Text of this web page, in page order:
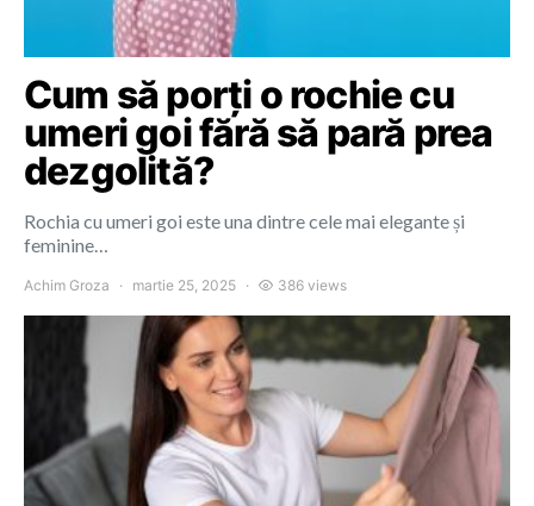
Cum să porți o rochie cu
umeri goi fără să pară prea
dezgolită?
Rochia cu umeri goi este una dintre cele mai elegante și
feminine…
Achim Groza martie 25, 2025 386 views